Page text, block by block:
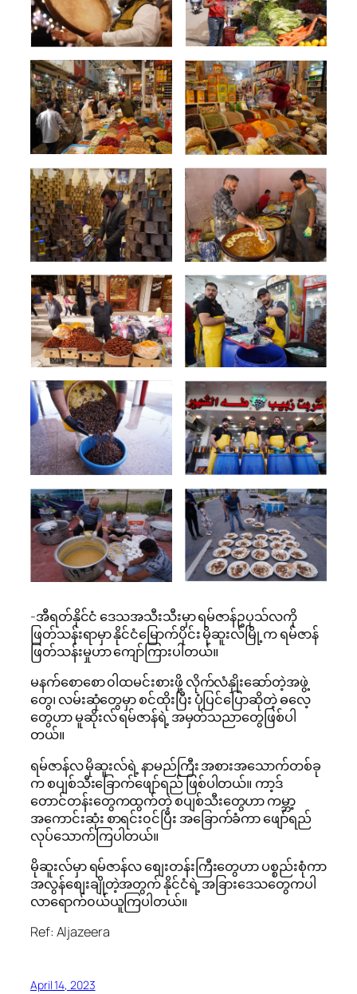
-အီရတ်နိုင်ငံ ဒေသအသီးသီးမှာ ရမ်ဇာန်ဥပုသ်လကို
ဖြတ်သန်းရာမှာ နိုင်ငံမြောက်ပိုင်း မိုဆူးလ်မြို့က ရမ်ဇာန်
ဖြတ်သန်းမှုဟာ ကျော်ကြားပါတယ်။
မနက်စောစော ၀ါထမင်းစားဖို့ လိုက်လံနှိုးဆော်တဲ့အဖွဲ့
တွေ၊ လမ်းဆုံတွေမှာ စင်ထိုးပြီး ပုံပြင်ပြောဆိုတဲ့ ဓလေ့
တွေဟာ မူဆိုးလ် ရမ်ဇာန်ရဲ့ အမှတ်သညာတွေဖြစ်ပါ
တယ်။
ရမ်ဇာန်လ မိုဆူးလ်ရဲ့ နာမည်ကြီး အစားအသောက်တစ်ခု
က စပျစ်သီးခြောက်ဖျော်ရည် ဖြစ်ပါတယ်။ ကာ့ဒ်
တောင်တန်းတွေကထွက်တဲ့ စပျစ်သီးတွေဟာ ကမ္ဘာ့
အကောင်းဆုံး စာရင်း၀င်ပြီး အခြောက်ခံကာ ဖျော်ရည်
လုပ်သောက်ကြပါတယ်။
မိုဆူးလ်မှာ ရမ်ဇာန်လ စျေးတန်းကြီးတွေဟာ ပစ္စည်းစုံကာ
အလွန်စျေးချိုတဲ့အတွက် နိုင်ငံရဲ့ အခြားဒေသတွေကပါ
လာရောက်၀ယ်ယူကြပါတယ်။
Ref: Aljazeera
April 14, 2023